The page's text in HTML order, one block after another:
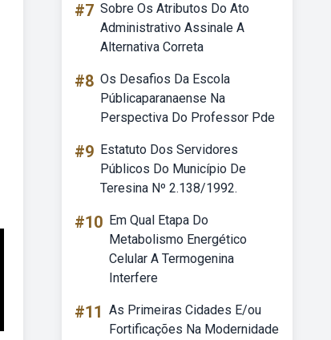
#7 Sobre Os Atributos Do Ato
Administrativo Assinale A
Alternativa Correta
#8 Os Desafios Da Escola
Públicaparanaense Na
Perspectiva Do Professor Pde
#9 Estatuto Dos Servidores
Públicos Do Município De
Teresina Nº 2.138/1992.
#10 Em Qual Etapa Do
Metabolismo Energético
Celular A Termogenina
Interfere
#11 As Primeiras Cidades E/ou
Fortificações Na Modernidade